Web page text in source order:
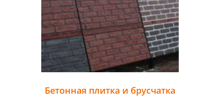
Бетонная плитка и брусчатка